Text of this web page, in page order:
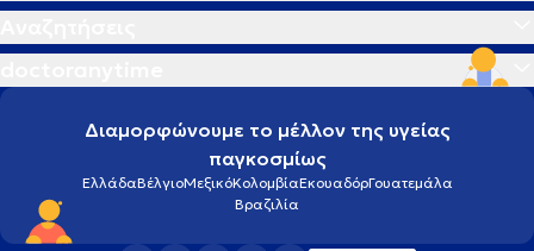
Διαμορφώνουμε το μέλλον της υγείας
παγκοσμίως
ΕλλάδαΒέλγιοΜεξικόΚολομβίαΕκουαδόρΓουατεμάλα
Βραζιλία